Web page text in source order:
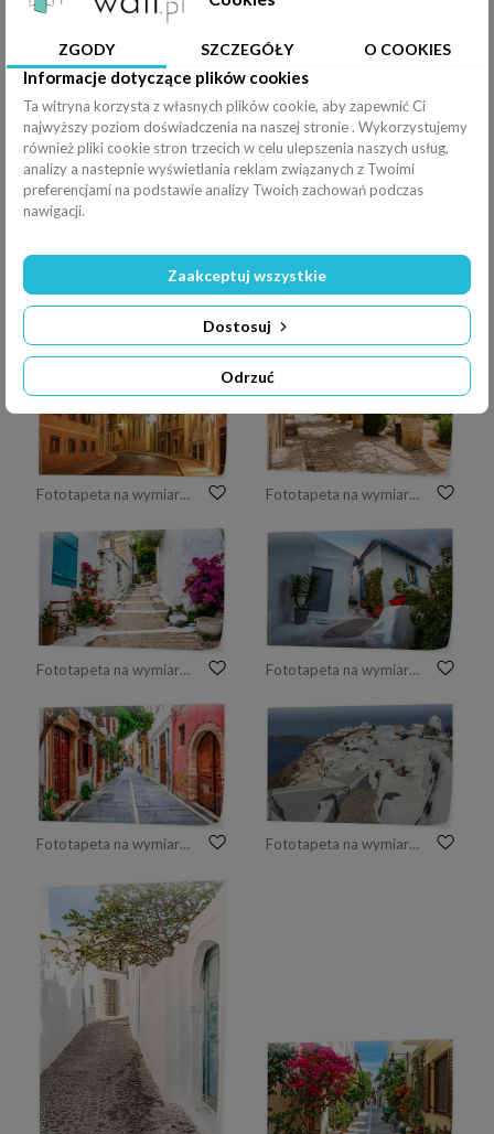
Fototapeta na wymiar Tradycyjna kolorowa Grecja - urocze stare uliczki miasta Skiathos Fototapeta na wymiar Betonowa wąska aleja Ano Syros na wyspie Syros, Cyklady, Grecja. Widok ulicy
Fototapeta na wymiar Wygodne wąskie uliczki starego kurortu europejskiego miasta w słoneczny letni dzień. Niskie budynki lokalnych mieszkańców, małe kawiarnie i hotele. Miasto Ermoupolis na wyspie Syros, Cyklady, Grecja. Fototapeta na wymiar Tradycyjny cycladic bieląca ulica z kwitnącym bougainvillea w lecie, Santorini, Grecja
Fototapeta na wymiar Plaka nocą, Ateny, tradycyjne budynki po bokach ulicy. Architektura w Grecji. Fototapeta na wymiar Klasztor Arkadi, Kreta, Grecja
Fototapeta na wymiar Wąska ulica w wiosce Kritsa blisko Agios Nikolaos, Crete, Grecja Fototapeta na wymiar Ulica w dzielnicy Anafiotika na starym mieście w Atenach, Grecja.
Fototapeta na wymiar Urocze uliczki starego miasta w Rethymno.Crete Island, Grecja Fototapeta na wymiar Urocze widoki na Santorini
ZGODY SZCZEGÓŁY O COOKIES
Informacje dotyczące plików cookies
Ta witryna korzysta z własnych plików cookie, aby zapewnić Ci
najwyższy poziom doświadczenia na naszej stronie . Wykorzystujemy
również pliki cookie stron trzecich w celu ulepszenia naszych usług,
analizy a nastepnie wyświetlania reklam związanych z Twoimi
preferencjami na podstawie analizy Twoich zachowań podczas
nawigacji.
Odrzuć
Dostosuj
Zaakceptuj wszystkie